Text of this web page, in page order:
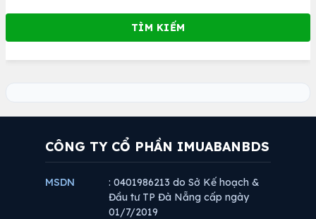
CÔNG TY CỔ PHẦN IMUABANBDS
MSDN
: 0401986213 do Sở Kế hoạch &
Đầu tư TP Đà Nẵng cấp ngày
01/7/2019